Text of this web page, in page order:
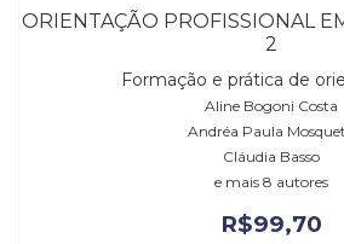
(32)
ORIENTAÇÃO PROFISSIONAL
2
Formação e prática de
Aline Bogoni Costa
Andréa Paula
Cláudia Basso
e mais 8 autores
R$99,70